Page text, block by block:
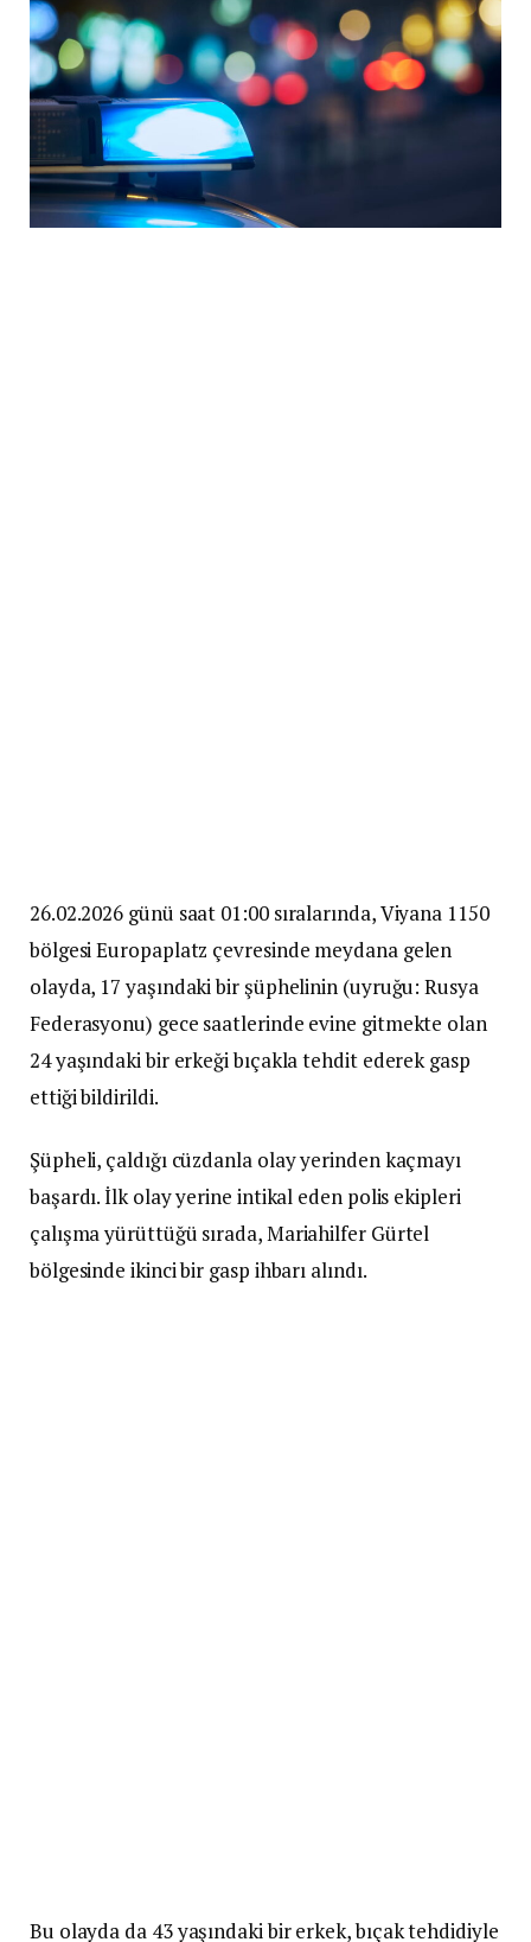
26.02.2026 günü saat 01:00 sıralarında, Viyana 1150
bölgesi Europaplatz çevresinde meydana gelen
olayda, 17 yaşındaki bir şüphelinin (uyruğu: Rusya
Federasyonu) gece saatlerinde evine gitmekte olan
24 yaşındaki bir erkeği bıçakla tehdit ederek gasp
ettiği bildirildi.
Şüpheli, çaldığı cüzdanla olay yerinden kaçmayı
başardı. İlk olay yerine intikal eden polis ekipleri
çalışma yürüttüğü sırada, Mariahilfer Gürtel
bölgesinde ikinci bir gasp ihbarı alındı.
Bu olayda da 43 yaşındaki bir erkek, bıçak tehdidiyle